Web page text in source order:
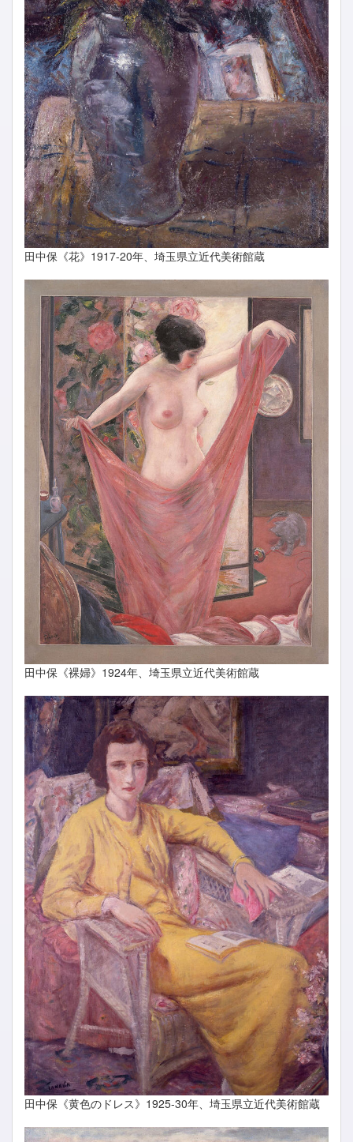
田中保《花》1917-20年、埼玉県立近代美術館蔵
田中保《裸婦》1924年、埼玉県立近代美術館蔵
田中保《黄色のドレス》1925-30年、埼玉県立近代美術館蔵